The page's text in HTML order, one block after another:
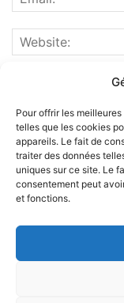
Pour offrir les
telles que les cookies
appareils. Le fait de
traiter des données
uniques sur ce site. Le
consentement peut
et fonctions.